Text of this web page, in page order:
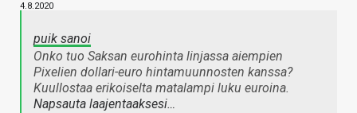
4.8.2020
puik sanoi
Onko tuo Saksan eurohinta linjassa aiempien
Pixelien dollari-euro hintamuunnosten kanssa?
Kuullostaa erikoiselta matalampi luku euroina.
Napsauta laajentaaksesi…